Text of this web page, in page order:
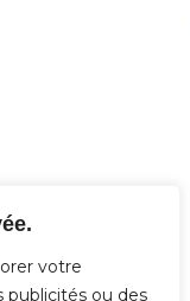
votre
publicités ou des